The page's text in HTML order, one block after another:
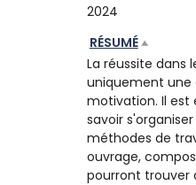
2024
RÉSUMÉ
La réussite dans
uniquement une
motivation. Il est
savoir
méthodes de
ouvrage,
pourront trouver